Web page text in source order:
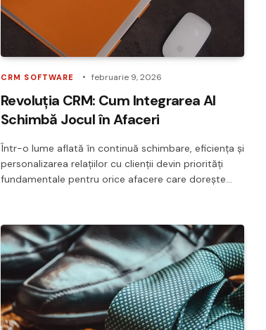
CRM SOFTWARE februarie 9, 2026
Revoluția CRM: Cum Integrarea AI
Schimbă Jocul în Afaceri
Într-o lume aflată în continuă schimbare, eficiența și
personalizarea relațiilor cu clienții devin priorități
fundamentale pentru orice afacere care dorește…